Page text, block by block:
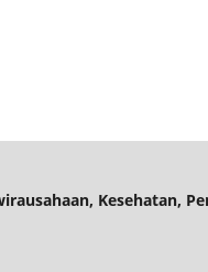
Kesehatan,